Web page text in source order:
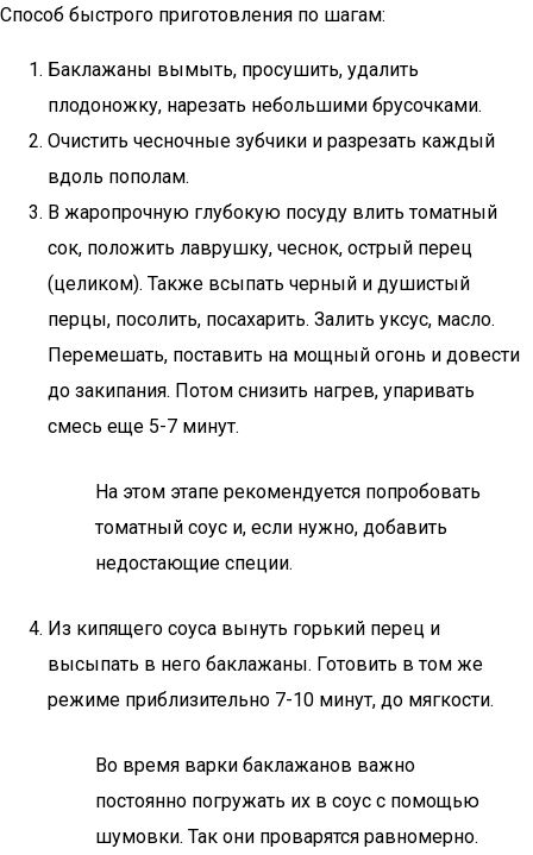
Способ быстрого приготовления по шагам:
Баклажаны вымыть, просушить, удалить
плодоножку, нарезать небольшими брусочками.
Очистить чесночные зубчики и разрезать каждый
вдоль пополам.
В жаропрочную глубокую посуду влить томатный
сок, положить лаврушку, чеснок, острый перец
(целиком). Также всыпать черный и душистый
перцы, посолить, посахарить. Залить уксус, масло.
Перемешать, поставить на мощный огонь и довести
до закипания. Потом снизить нагрев, упаривать
смесь еще 5-7 минут.
На этом этапе рекомендуется попробовать
томатный соус и, если нужно, добавить
недостающие специи.
Из кипящего соуса вынуть горький перец и
высыпать в него баклажаны. Готовить в том же
режиме приблизительно 7-10 минут, до мягкости.
Во время варки баклажанов важно
постоянно погружать их в соус с помощью
шумовки. Так они проварятся равномерно.